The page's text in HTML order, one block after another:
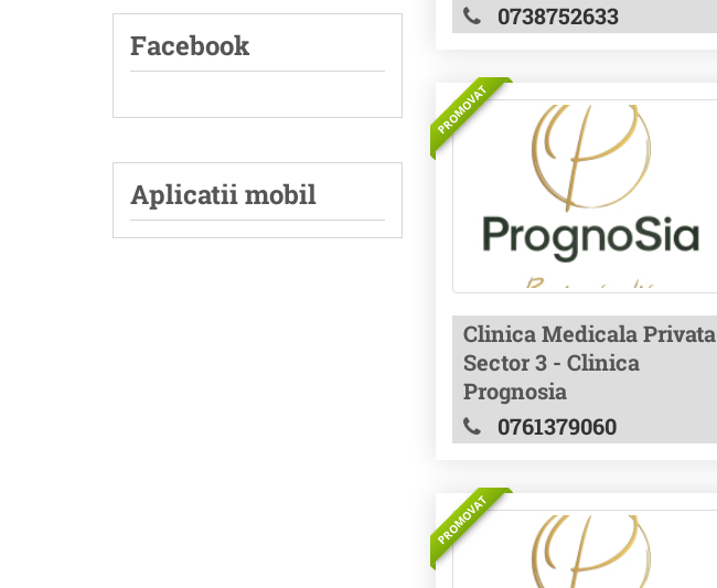
Facebook
Aplicatii mobil
0738752633
PROMOVAT
Clinica Medicala Privata
Sector 3 - Clinica
Prognosia
0761379060
PROMOVAT